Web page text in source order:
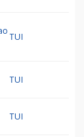
TUI
TUI
TUI